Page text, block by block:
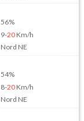
56%
9-20Km/h
Nord NE
54%
8-20Km/h
Nord NE